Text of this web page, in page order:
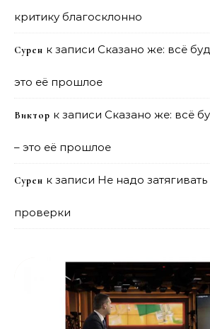
критику благосклонно
Сурен к записи Сказано же: всё
это её прошлое
Виктор к записи Сказано же: всё
– это её прошлое
Сурен к записи Не надо
проверки